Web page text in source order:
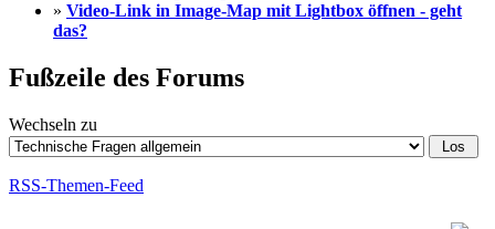
» Video-Link in Image-Map mit Lightbox öffnen - geht
das?
Fußzeile des Forums
Wechseln zu
RSS-Themen-Feed